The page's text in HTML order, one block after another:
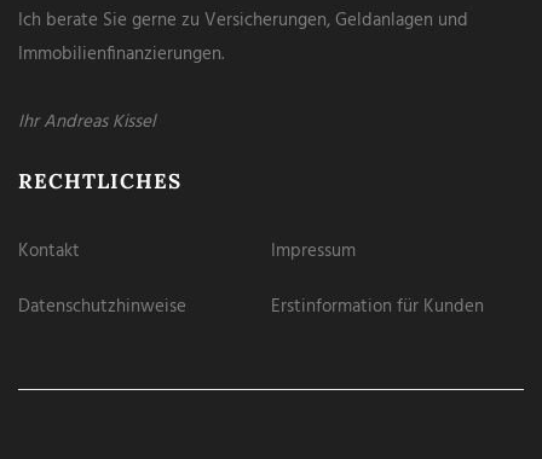
Ich berate Sie gerne zu Versicherungen, Geldanlagen und
Immobilienfinanzierungen.
Ihr Andreas Kissel
RECHTLICHES
Kontakt
Impressum
Datenschutzhinweise
Erstinformation für Kunden